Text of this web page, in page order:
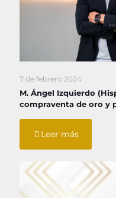
7 de febrero 2024
M. Ángel Izquierdo
compraventa de oro y
Leer más